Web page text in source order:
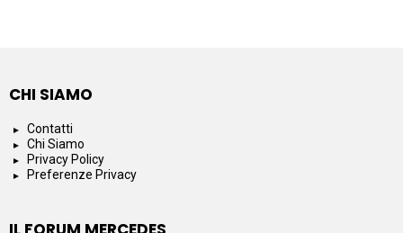
CHI SIAMO
Contatti
Chi Siamo
Privacy Policy
Preferenze Privacy